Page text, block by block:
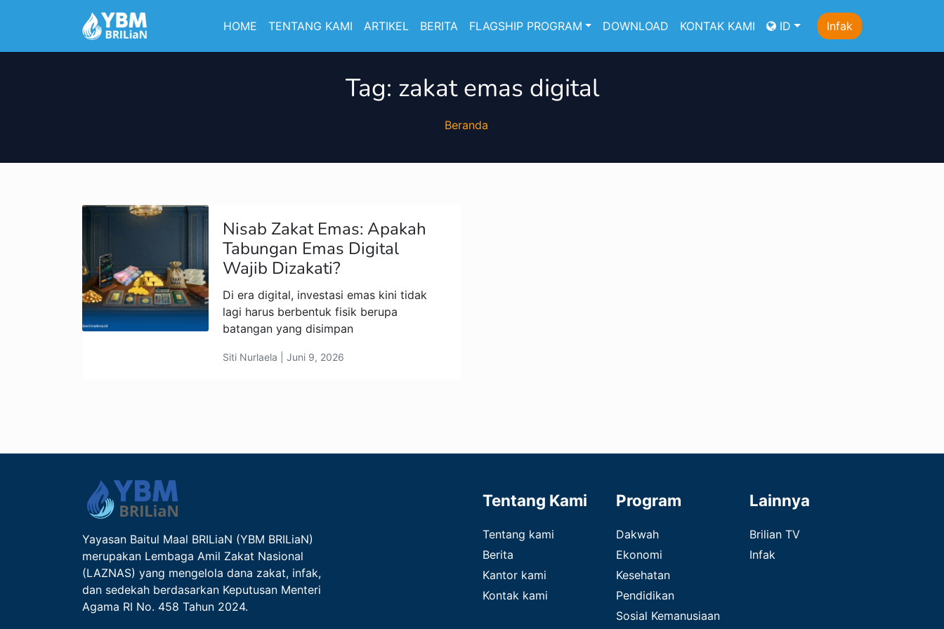
HOME TENTANG KAMI ARTIKEL BERITA FLAGSHIP PROGRAM DOWNLOAD KONTAK KAMI ID Infak
Tag: zakat emas digital
Beranda
Nisab Zakat Emas: Apakah
Tabungan Emas Digital
Wajib Dizakati?
Di era digital, investasi emas kini tidak
lagi harus berbentuk fisik berupa
batangan yang disimpan
Siti Nurlaela | Juni 9, 2026
Yayasan Baitul Maal BRILiaN (YBM BRILiaN)
merupakan Lembaga Amil Zakat Nasional
(LAZNAS) yang mengelola dana zakat, infak,
dan sedekah berdasarkan Keputusan Menteri
Agama RI No. 458 Tahun 2024.
Tentang Kami
Tentang kami
Berita
Kantor kami
Kontak kami
Program
Dakwah
Ekonomi
Kesehatan
Pendidikan
Sosial Kemanusiaan
Lainnya
Brilian TV
Infak